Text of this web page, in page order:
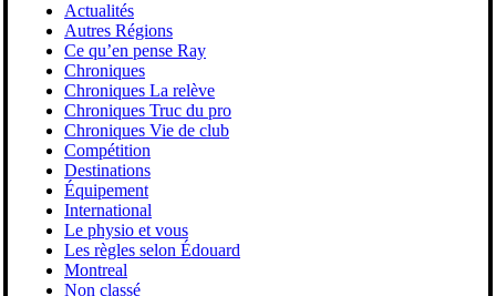
Actualités
Autres Régions
Ce qu’en pense Ray
Chroniques
Chroniques La relève
Chroniques Truc du pro
Chroniques Vie de club
Compétition
Destinations
Équipement
International
Le physio et vous
Les règles selon Édouard
Montreal
Non classé